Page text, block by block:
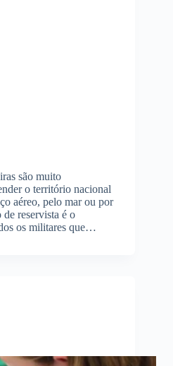
são muito
o território nacional
aéreo, pelo mar ou por
reservista é o
os militares que…